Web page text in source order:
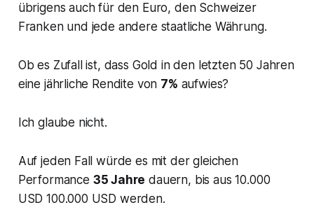
übrigens auch für den Euro, den Schweizer
Franken und jede andere staatliche Währung.
Ob es Zufall ist, dass Gold in den letzten 50 Jahren
eine jährliche Rendite von 7% aufwies?
Ich glaube nicht.
Auf jeden Fall würde es mit der gleichen
Performance 35 Jahre dauern, bis aus 10.000
USD 100.000 USD werden.